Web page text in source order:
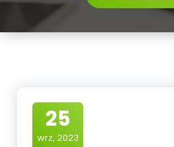
25
wrz, 2023